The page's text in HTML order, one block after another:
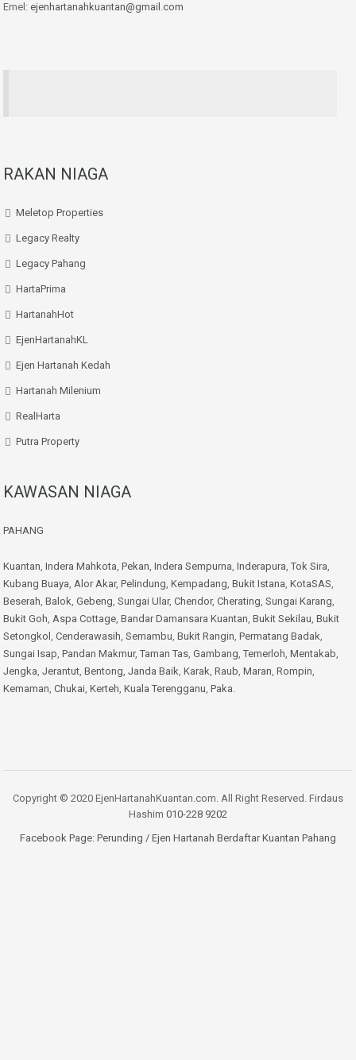
Emel: ejenhartanahkuantan@gmail.com
RAKAN NIAGA
Meletop Properties
Legacy Realty
Legacy Pahang
HartaPrima
HartanahHot
EjenHartanahKL
Ejen Hartanah Kedah
Hartanah Milenium
RealHarta
Putra Property
KAWASAN NIAGA
PAHANG
Kuantan, Indera Mahkota, Pekan, Indera Sempurna, Inderapura, Tok Sira,
Kubang Buaya, Alor Akar, Pelindung, Kempadang, Bukit Istana, KotaSAS,
Beserah, Balok, Gebeng, Sungai Ular, Chendor, Cherating, Sungai Karang,
Bukit Goh, Aspa Cottage, Bandar Damansara Kuantan, Bukit Sekilau, Bukit
Setongkol , Cenderawasih, Semambu, Bukit Rangin, Permatang Badak,
Sungai Isap, Pandan Makmur, Taman Tas, Gambang, Temerloh, Mentakab,
Jengka, Jerantut, Bentong, Janda Baik, Karak, Raub, Maran, Rompin,
Kemaman, Chukai, Kerteh, Kuala Terengganu, Paka.
Copyright © 2020 EjenHartanahKuantan.com. All Right Reserved. Firdaus
Hashim 010-228 9202
Facebook Page: Perunding / Ejen Hartanah Berdaftar Kuantan Pahang